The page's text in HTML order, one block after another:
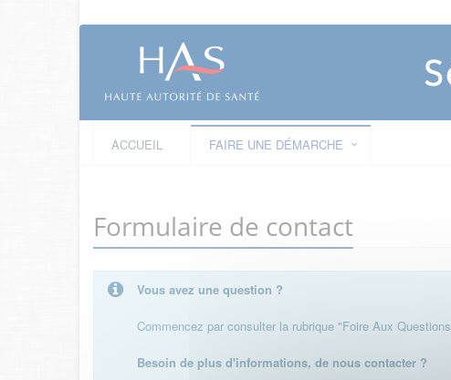
ACCUEIL FAIRE UNE DÉMARCHE
Formulaire de contact
Vous avez une question ?
Commencez par consulter la rubrique "Foire Aux
Besoin de plus d'informations, de nous contacter ?